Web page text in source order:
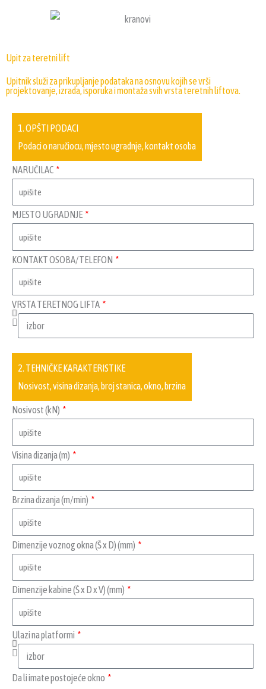
Upit za teretni lift
Upitnik služi za prikupljanje podataka na osnovu kojih se vrši
projektovanje, izrada, isporuka i montaža svih vrsta teretnih liftova.
1. OPŠTI PODACI
Podaci o naručiocu, mjesto ugradnje, kontakt osoba
NARUČILAC
MJESTO UGRADNJE
KONTAKT OSOBA/TELEFON
VRSTA TERETNOG LIFTA
2. TEHNIČKE KARAKTERISTIKE
Nosivost, visina dizanja, broj stanica, okno, brzina
Nosivost (kN)
Visina dizanja (m)
Brzina dizanja (m/min)
Dimenzije voznog okna (Š x D) (mm)
Dimenzije kabine (Š x D x V) (mm)
Ulazi na platformi
Da li imate postojeće okno